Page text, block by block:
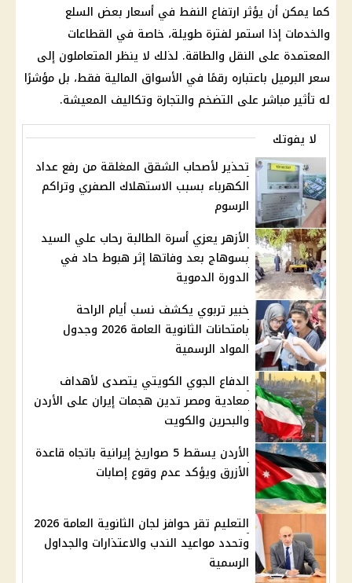
كما يمكن أن يؤثر ارتفاع النفط في أسعار بعض السلع
والخدمات إذا استمر لفترة طويلة، خاصة في القطاعات
المعتمدة على النقل والطاقة. لذلك لا ينظر المتعاملون إلى
سعر البرميل باعتباره رقمًا في الأسواق المالية فقط، بل مؤشرًا
له تأثير مباشر على التضخم والتجارة وتكاليف المعيشة.
لا يفوتك
تحذير لأصحاب الشقق المغلقة من رفع عداد
الكهرباء بسبب الاستهلاك الصفري وتراكم
الرسوم
الأزهر يعزي أسرة الطالبة رحاب علي السيد
بسوهاج بعد وفاتها إثر هبوط حاد في
الدورة الدموية
خبير تربوي يكشف نسب أيام الراحة
بامتحانات الثانوية العامة 2026 وجدول
المواد الرسمية
الدفاع الجوي الكويتي يتصدى لأهداف
معادية ومصر تدين هجمات إيران على الأردن
والبحرين والكويت
الأردن يسقط 5 صواريخ إيرانية باتجاه قاعدة
الأزرق ويؤكد عدم وقوع إصابات
التعليم تقر حوافز لجان الثانوية العامة 2026
وتحدد مواعيد الندب والاعتذارات والجداول
الرسمية